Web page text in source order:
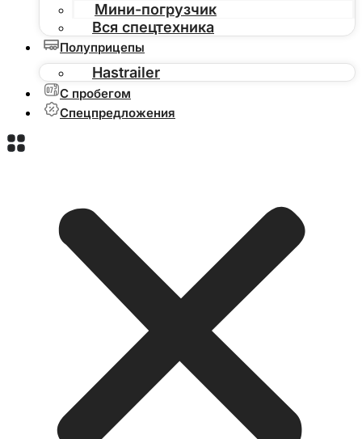
Мини-погрузчик
Вся спецтехника
Полуприцепы
Hastrailer
С пробегом
Спецпредложения